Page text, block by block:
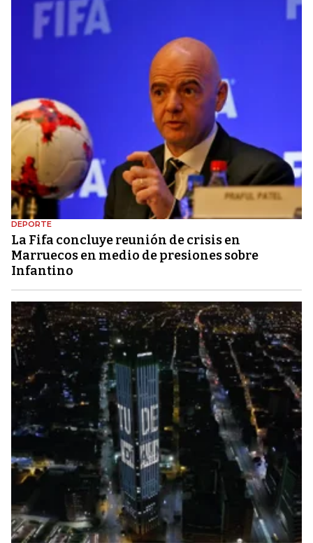
DEPORTE
La Fifa concluye reunión de crisis en
Marruecos en medio de presiones sobre
Infantino